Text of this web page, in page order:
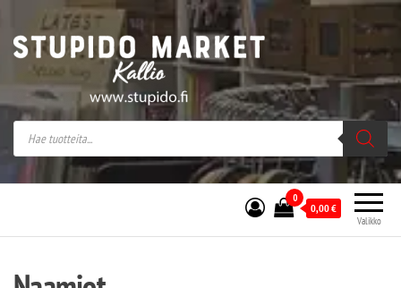
Stupido Market – verkossa ja kivijalassa
Stupido Market on vaihtoehtomusaan
erikoistunut verkko- sekä
kivijalkakauppa Helsingissä Kallion
sydämessä.
Valikko
0
0,00€